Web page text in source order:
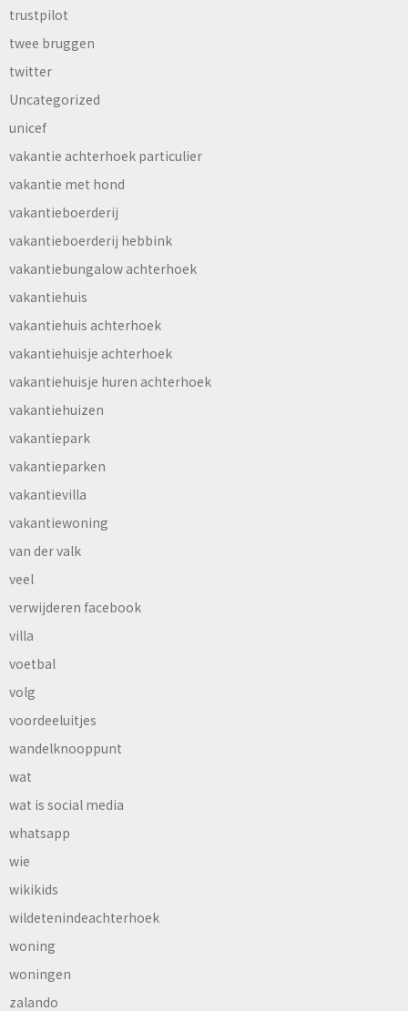
trustpilot
twee bruggen
twitter
Uncategorized
unicef
vakantie achterhoek particulier
vakantie met hond
vakantieboerderij
vakantieboerderij hebbink
vakantiebungalow achterhoek
vakantiehuis
vakantiehuis achterhoek
vakantiehuisje achterhoek
vakantiehuisje huren achterhoek
vakantiehuizen
vakantiepark
vakantieparken
vakantievilla
vakantiewoning
van der valk
veel
verwijderen facebook
villa
voetbal
volg
voordeeluitjes
wandelknooppunt
wat
wat is social media
whatsapp
wie
wikikids
wildetenindeachterhoek
woning
woningen
zalando